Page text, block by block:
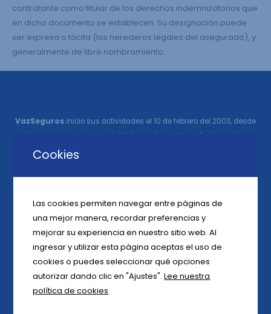
contratante como titular de los derechos indemnizatorios que
en dicho documento se establecen. Su designación puede
ser expresa o tácita (los herederos legales del asegurado), y
generalmente de libre nombramiento.
VazSeguros inicio sus actividades el 10 de febrero del 2003, desde
entonces nuestro principal objetivo es la satisfacción de nuestros
clientes, asesores de seguros y colaboradores, basados en un
Cookies
Las cookies permiten navegar entre páginas de
una mejor manera, recordar preferencias y
mejorar su experiencia en nuestro sitio web. Al
ingresar y utilizar esta página aceptas el uso de
cookies o puedes seleccionar qué opciones
autorizar dando clic en "Ajustes".Lee nuestra
política de cookies